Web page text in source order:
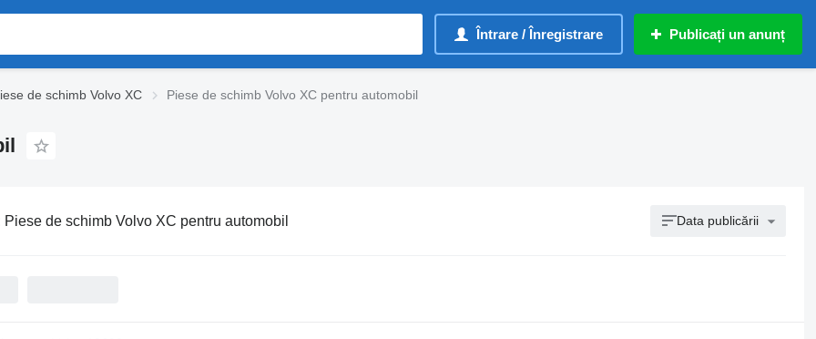
Întrare / Înregistrare Publicați un anunț
de schimb Volvo XC Piese de schimb Volvo XC pentru automobil
Piese de schimb Volvo XC pentru automobil Data publicării